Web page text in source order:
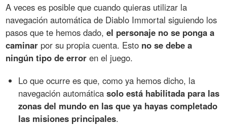
A veces es posible que cuando quieras utilizar la
navegación automática de Diablo Immortal siguiendo los
pasos que te hemos dado,el personaje no se ponga a
caminar por su propia cuenta. Esto no se debe a
ningún tipo de error en el juego.
Lo que ocurre es que, como ya hemos dicho, la
navegación automáticasolo está habilitada para las
zonas del mundo en las que ya hayas completado
las misiones principales.